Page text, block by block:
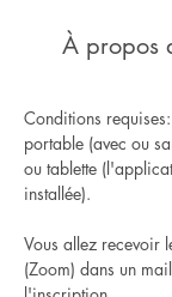
À propos
Conditions
portable (avec ou
ou tablette
installée).
Vous allez recevoir
(Zoom) dans un